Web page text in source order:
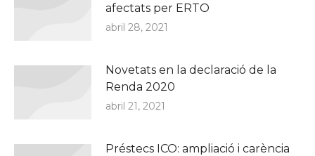
afectats per ERTO
abril 28, 2021
Novetats en la declaració de la
Renda 2020
abril 21, 2021
Préstecs ICO: ampliació i carència